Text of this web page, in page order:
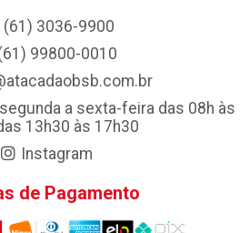
(61) 3036-9900
99800-0010
a sexta-feira das 08h às
13h30 às 17h30
Instagram
de Pagamento